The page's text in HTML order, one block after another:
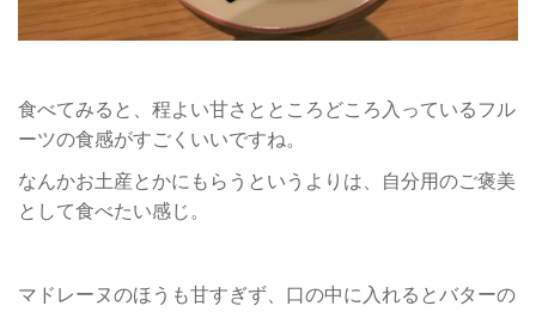
食べてみると、程よい甘さとところどころ入っているフル
ーツの食感がすごくいいですね。
なんかお土産とかにもらうというよりは、自分用のご褒美
として食べたい感じ。
マドレーヌのほうも甘すぎず、口の中に入れるとバターの